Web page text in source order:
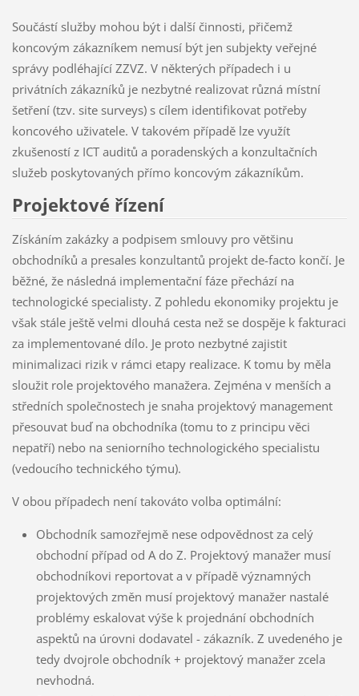
Součástí služby mohou být i další činnosti, přičemž
koncovým zákazníkem nemusí být jen subjekty veřejné
správy podléhající ZZVZ. V některých případech i u
privátních zákazníků je nezbytné realizovat různá místní
šetření (tzv. site surveys) s cílem identifikovat potřeby
koncového uživatele. V takovém případě lze využít
zkušeností z ICT auditů a poradenských a konzultačních
služeb poskytovaných přímo koncovým zákazníkům.
Projektové řízení
Získáním zakázky a podpisem smlouvy pro většinu
obchodníků a presales konzultantů projekt de-facto končí. Je
běžné, že následná implementační fáze přechází na
technologické specialisty. Z pohledu ekonomiky projektu je
však stále ještě velmi dlouhá cesta než se dospěje k fakturaci
za implementované dílo. Je proto nezbytné zajistit
minimalizaci rizik v rámci etapy realizace. K tomu by měla
sloužit role projektového manažera. Zejména v menších a
středních společnostech je snaha projektový management
přesouvat buď na obchodníka (tomu to z principu věci
nepatří) nebo na seniorního technologického specialistu
(vedoucího technického týmu).
V obou případech není takováto volba optimální:
Obchodník samozřejmě nese odpovědnost za celý
obchodní případ od A do Z. Projektový manažer musí
obchodníkovi reportovat a v případě významných
projektových změn musí projektový manažer nastalé
problémy eskalovat výše k projednání obchodních
aspektů na úrovni dodavatel - zákazník. Z uvedeného je
tedy dvojrole obchodník + projektový manažer zcela
nevhodná.